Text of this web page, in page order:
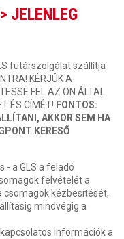
JELENLEG
futárszolgálat szállítja
KÉRJÜK A
FEL AZ ÖN ÁLTAL
ÉS CÍMÉT! FONTOS:
AKKOR SEM HA
KERESŐ
- a GLS a feladó
felvételét a
csomagok kézbesítését,
mindvégig a
információk a